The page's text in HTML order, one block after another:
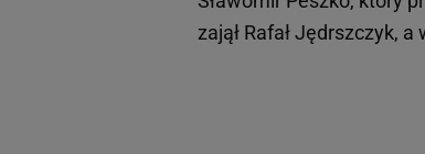
zajął Rafał Jędrszczyk,